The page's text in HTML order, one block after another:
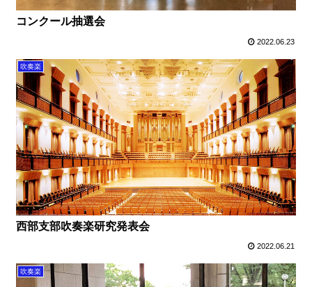
コンクール抽選会
2022.06.23
吹奏楽
西部支部吹奏楽研究発表会
2022.06.21
吹奏楽